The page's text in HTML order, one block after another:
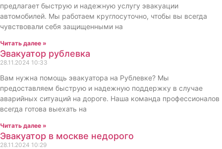
предлагает быструю и надежную услугу эвакуации
автомобилей. Мы работаем круглосуточно, чтобы вы всегда
чувствовали себя защищенными на
Читать далее »
Эвакуатор рублевка
28.11.2024 10:33
Вам нужна помощь эвакуатора на Рублевке? Мы
предоставляем быструю и надежную поддержку в случае
аварийных ситуаций на дороге. Наша команда профессионалов
всегда готова выехать на
Читать далее »
Эвакуатор в москве недорого
28.11.2024 10:29